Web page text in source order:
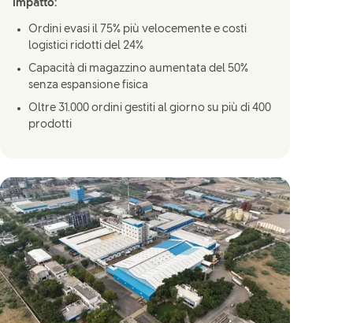
Impatto:
Ordini evasi il 75% più velocemente e costi
logistici ridotti del 24%
Capacità di magazzino aumentata del 50%
senza espansione fisica
Oltre 31.000 ordini gestiti al giorno su più di 400
prodotti